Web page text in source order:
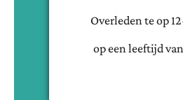
Overleden teop
op een leeftijd van